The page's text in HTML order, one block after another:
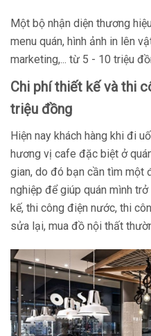
Một bộ nhận diện thương
menu quán, hình ảnh in lên
marketing,... từ 5 - 10 triệu
Chi phí thiết kế và thi
triệu đồng
Hiện nay khách hàng khi đi
hương vị cafe đặc biệt ở
gian, do đó bạn cần tìm một
nghiệp để giúp quán mình
kế, thi công điện nước, thi
sửa lại, mua đồ nội thất